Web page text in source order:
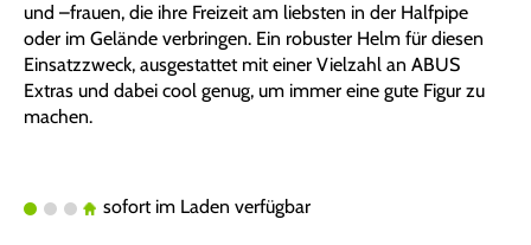
und –frauen, die ihre Freizeit am liebsten in der Halfpipe
oder im Gelände verbringen. Ein robuster Helm für diesen
Einsatzzweck, ausgestattet mit einer Vielzahl an ABUS
Extras und dabei cool genug, um immer eine gute Figur zu
machen.
sofort im Laden verfügbar